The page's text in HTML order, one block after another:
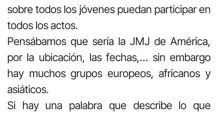
sobre todos los jóvenes puedan participar en
todos los actos.
Pensábamos que sería la JMJ de América,
por la ubicación, las fechas,… sin embargo
hay muchos grupos europeos, africanos y
asiáticos.
Si hay una palabra que describe lo que